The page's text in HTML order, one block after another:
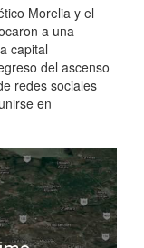
Morelia y el
a una
capital
del ascenso
redes sociales
en